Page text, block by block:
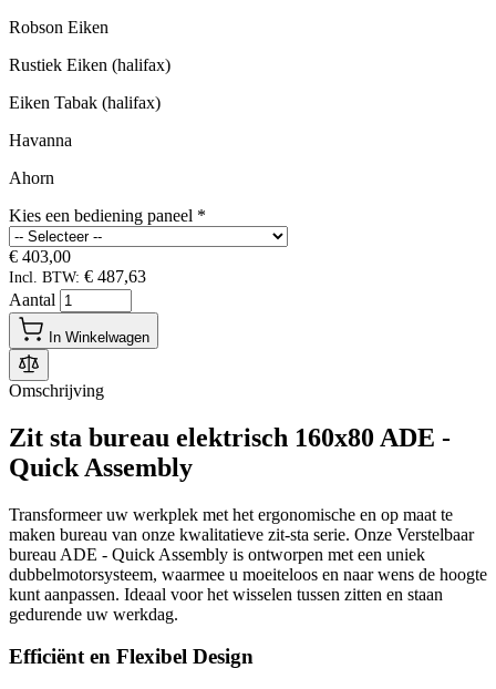
Robson Eiken
Rustiek Eiken (halifax)
Eiken Tabak (halifax)
Havanna
Ahorn
Kies een bediening paneel *
€ 403,00
Incl. BTW: € 487,63
Aantal
In Winkelwagen
Omschrijving
Zit sta bureau elektrisch 160x80 ADE -
Quick Assembly
Transformeer uw werkplek met het ergonomische en op maat te
maken bureau van onze kwalitatieve zit-sta serie. Onze Verstelbaar
bureau ADE - Quick Assembly is ontworpen met een uniek
dubbelmotorsysteem, waarmee u moeiteloos en naar wens de hoogte
kunt aanpassen. Ideaal voor het wisselen tussen zitten en staan
gedurende uw werkdag.
Efficiënt en Flexibel Design